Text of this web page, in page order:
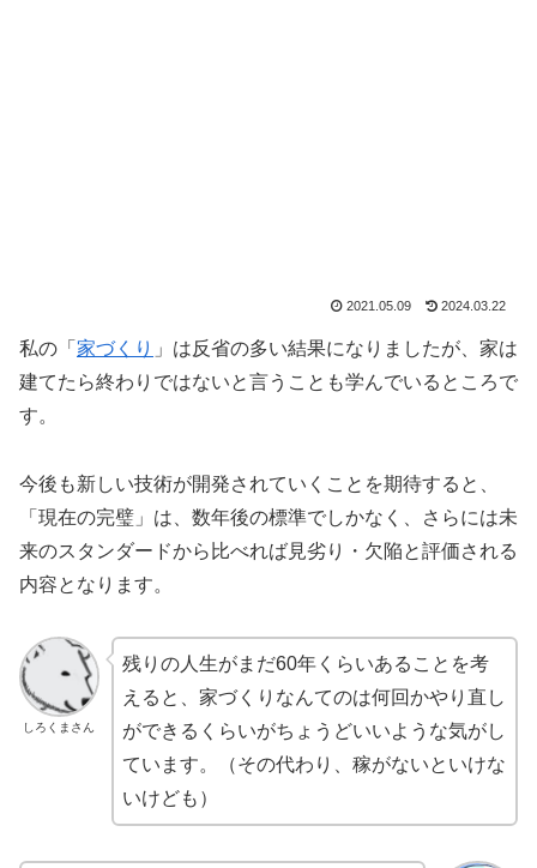
2021.05.09 2024.03.22
私の「 家づくり 」は反省の多い結果になりましたが、家は
建てたら終わりではないと言うことも学んでいるところで
す。
今後も新しい技術が開発されていくことを期待すると、
「現在の完璧」は、数年後の標準でしかなく、さらには未
来のスタンダードから比べれば見劣り・欠陥と評価される
内容となります。
しろくまさん
残りの人生がまだ60年くらいあることを考
えると、家づくりなんてのは何回かやり直し
ができるくらいがちょうどいいような気がし
ています。（その代わり、稼がないといけな
いけども）